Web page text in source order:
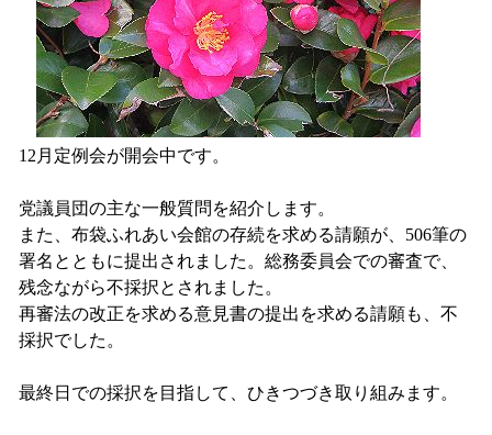
12月定例会が開会中です。
党議員団の主な一般質問を紹介します。
また、布袋ふれあい会館の存続を求める請願が、506筆の
署名とともに提出されました。総務委員会での審査で、
残念ながら不採択とされました。
再審法の改正を求める意見書の提出を求める請願も、不
採択でした。
最終日での採択を目指して、ひきつづき取り組みます。